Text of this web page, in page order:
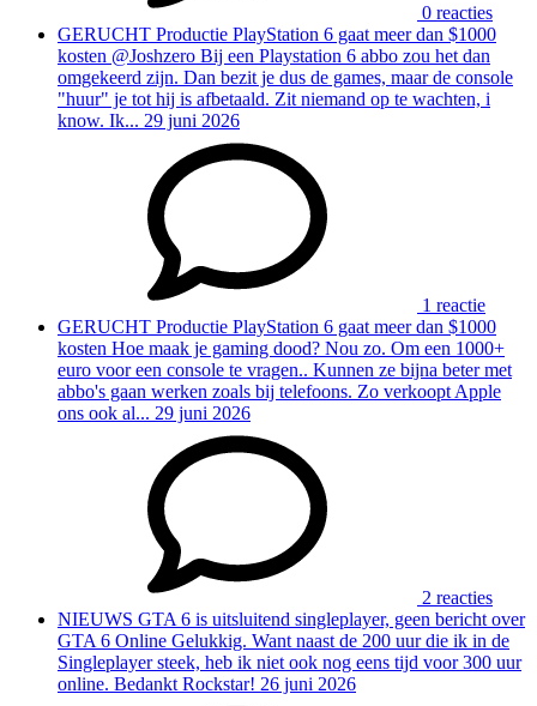
0 reacties
GERUCHT Productie PlayStation 6 gaat meer dan $1000
kosten @Joshzero Bij een Playstation 6 abbo zou het dan
omgekeerd zijn. Dan bezit je dus de games, maar de console
"huur" je tot hij is afbetaald. Zit niemand op te wachten, i
know. Ik... 29 juni 2026
1 reactie
GERUCHT Productie PlayStation 6 gaat meer dan $1000
kosten Hoe maak je gaming dood? Nou zo. Om een 1000+
euro voor een console te vragen.. Kunnen ze bijna beter met
abbo's gaan werken zoals bij telefoons. Zo verkoopt Apple
ons ook al... 29 juni 2026
2 reacties
NIEUWS GTA 6 is uitsluitend singleplayer, geen bericht over
GTA 6 Online Gelukkig. Want naast de 200 uur die ik in de
Singleplayer steek, heb ik niet ook nog eens tijd voor 300 uur
online. Bedankt Rockstar! 26 juni 2026